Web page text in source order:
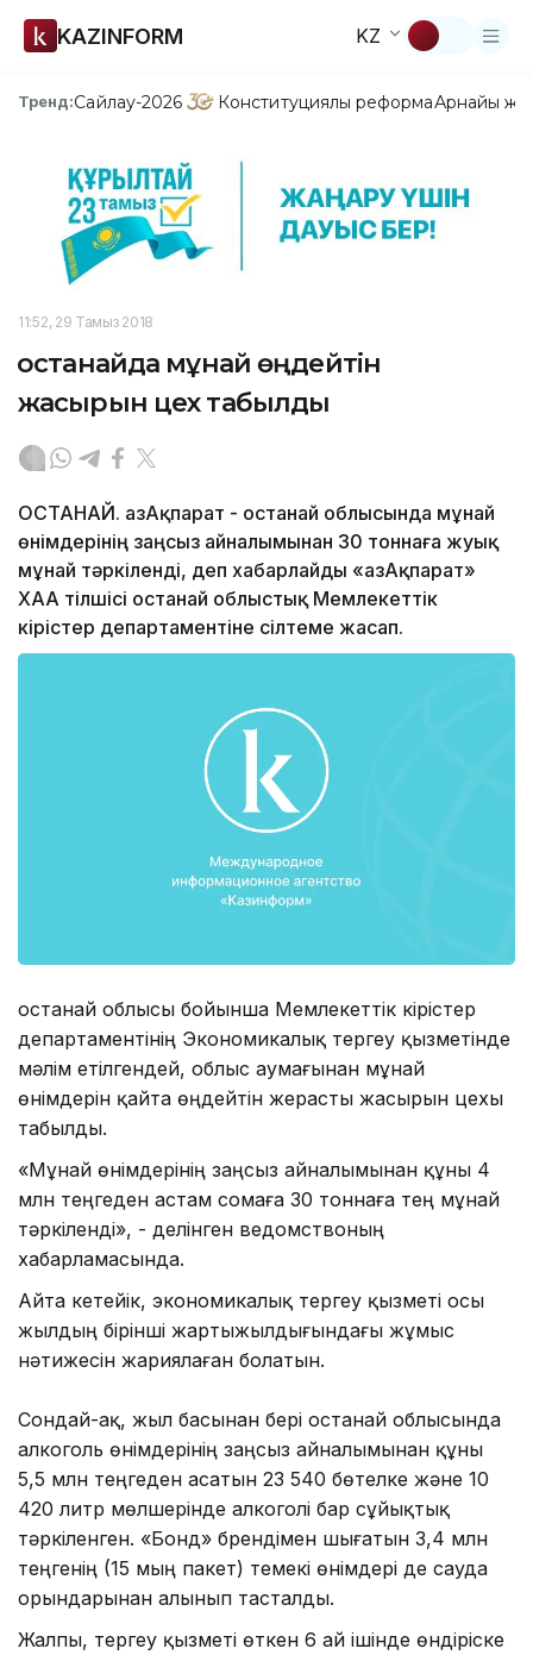
KAZINFORM KZ
Тренд:Сайлау-2026 Конституциялық реформаАрнайы
11:52, 29 Тамыз 2018
Қостанайда мұнай өңдейтін
жасырын цех табылды
ҚОСТАНАЙ. ҚазАқпарат - Қостанай облысында мұнай
өнімдерінің заңсыз айналымынан 30 тоннаға жуық
мұнай тәркіленді, деп хабарлайды «ҚазАқпарат»
ХАА тілшісі Қостанай облыстық Мемлекеттік
кірістер департаментіне сілтеме жасап.
Қостанай облысы бойынша Мемлекеттік кірістер
департаментінің Экономикалық тергеу қызметінде
мәлім етілгендей, облыс аумағынан мұнай
өнімдерін қайта өңдейтін жерасты жасырын цехы
табылды.
«Мұнай өнімдерінің заңсыз айналымынан құны 4
млн теңгеден астам сомаға 30 тоннаға тең мұнай
тәркіленді», - делінген ведомствоның
хабарламасында.
Айта кетейік, экономикалық тергеу қызметі осы
жылдың бірінші жартыжылдығындағы жұмыс
нәтижесін жариялаған болатын.
Сондай-ақ, жыл басынан бері Қостанай облысында
алкоголь өнімдерінің заңсыз айналымынан құны
5,5 млн теңгеден асатын 23 540 бөтелке және 10
420 литр мөлшерінде алкоголі бар сұйықтық
тәркіленген. «Бонд» брендімен шығатын 3,4 млн
теңгенің (15 мың пакет) темекі өнімдері де сауда
орындарынан алынып тасталды.
Жалпы, тергеу қызметі өткен 6 ай ішінде өндіріске